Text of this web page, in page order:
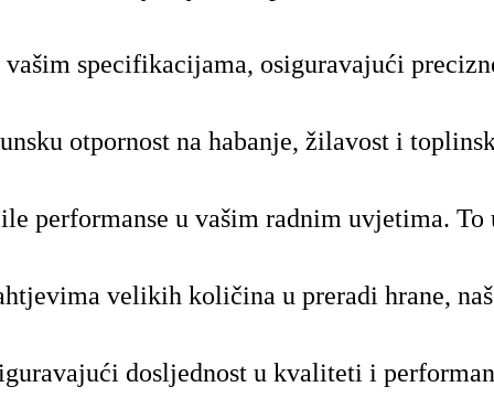
specifikacijama, osiguravajući
otpornost na habanje, žilavost i
performanse u vašim radnim uvjetima.
velikih količina u preradi hrane,
dosljednost u kvaliteti i